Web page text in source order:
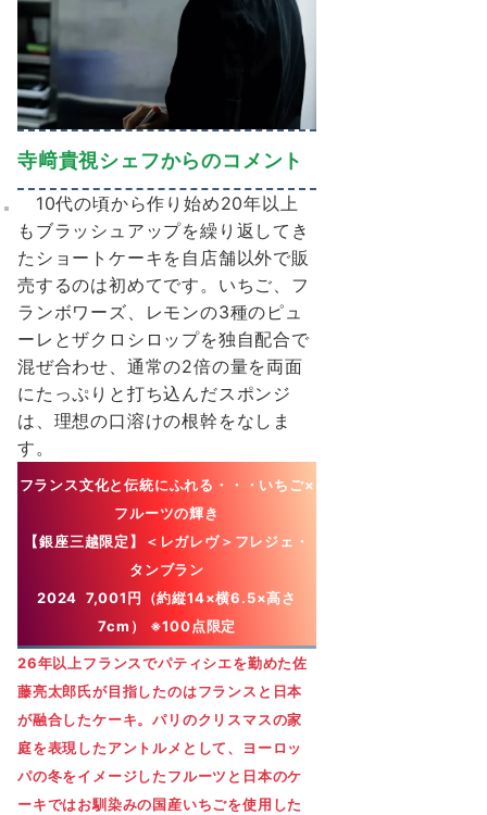
寺﨑貴視シェフからのコメント
10代の頃から作り始め20年以上
もブラッシュアップを繰り返してき
たショートケーキを⾃店舗以外で販
売するのは初めてです。いちご、フ
ランボワーズ、レモンの3種のピュ
ーレとザクロシロップを独⾃配合で
混ぜ合わせ、通常の2倍の量を両⾯
にたっぷりと打ち込んだスポンジ
は、理想の⼝溶けの根幹をなしま
す。
フランス文化と伝統にふれる・・・いちご×
フルーツの輝き
【銀座三越限定】＜レガレヴ＞フレジェ・
タンブラン
2024 7,001円（約縦14×横6.5×⾼さ
7cm） ※100点限定
26年以上フランスでパティシエを勤めた佐
藤亮太郎⽒が⽬指したのはフランスと⽇本
が融合したケーキ。パリのクリスマスの家
庭を表現したアントルメとして、ヨーロッ
パの冬をイメージしたフルーツと⽇本のケ
ーキではお馴染みの国産いちごを使⽤した